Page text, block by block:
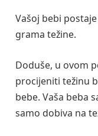
Vašoj bebi
grama težine.
Doduše, u ovom
procijeniti težinu
bebe. Vaša beba
samo dobiva na